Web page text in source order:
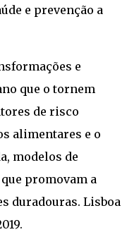
e prevenção a
e
que o tornem
de risco
alimentares e o
modelos de
promovam a
duradouras. Lisboa